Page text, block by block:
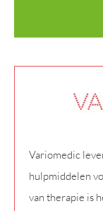
Variomedic
hulpmiddelen
van therapie is